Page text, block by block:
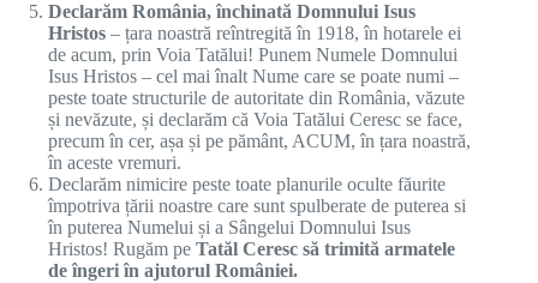
Declarăm România, închinată Domnului Isus
Hristos – țara noastră reîntregită în 1918, în hotarele ei
de acum, prin Voia Tatălui! Punem Numele Domnului
Isus Hristos – cel mai înalt Nume care se poate numi –
peste toate structurile de autoritate din România, văzute
și nevăzute, și declarăm că Voia Tatălui Ceresc se face,
precum în cer, așa și pe pământ, ACUM, în țara noastră,
în aceste vremuri.
Declarăm nimicire peste toate planurile oculte făurite
împotriva țării noastre care sunt spulberate de puterea si
în puterea Numelui și a Sângelui Domnului Isus
Hristos! Rugăm pe Tatăl Ceresc să trimită armatele
de îngeri în ajutorul României.